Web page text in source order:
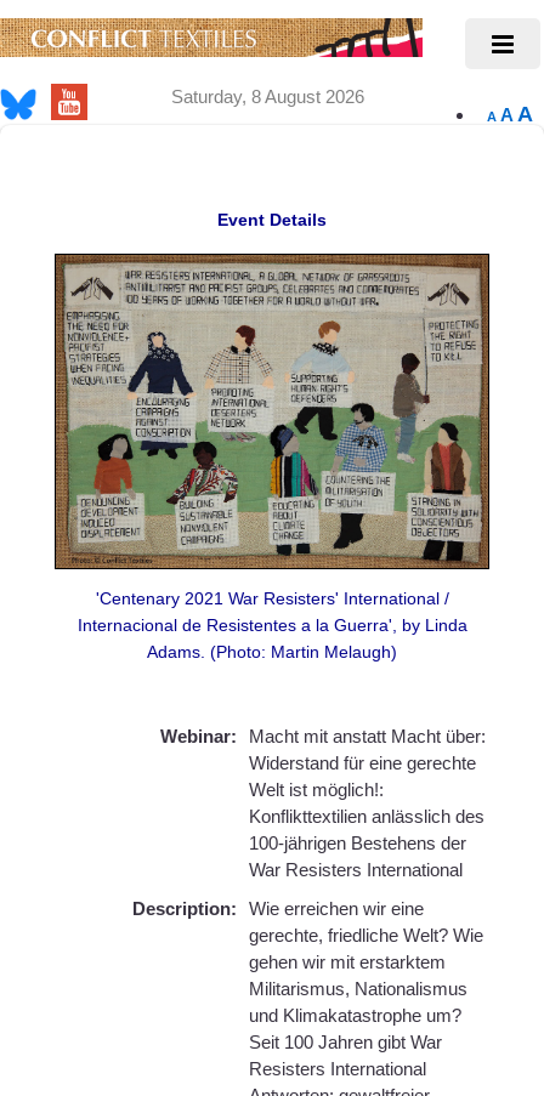
Saturday, 8 August 2026
A A A
Event Details
'Centenary 2021 War Resisters' International /
Internacional de Resistentes a la Guerra', by Linda
Adams. (Photo: Martin Melaugh)
Webinar:
Macht mit anstatt Macht über:
Widerstand für eine gerechte
Welt ist möglich!:
Konflikttextilien anlässlich des
100-jährigen Bestehens der
War Resisters International
Description:
Wie erreichen wir eine
gerechte, friedliche Welt? Wie
gehen wir mit erstarktem
Militarismus, Nationalismus
und Klimakatastrophe um?
Seit 100 Jahren gibt War
Resisters International